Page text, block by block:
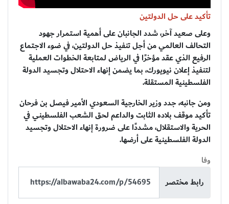
تأكيد على حل الدولتين
وعلى صعيد آخر، شدد الجانبان على أهمية استمرار جهود
التحالف العالمي من أجل تنفيذ حل الدولتين، في ضوء الاجتماع
الرفيع الذي عقد مؤخرًا في الرياض لمتابعة الخطوات العملية
لتنفيذ إعلان نيويورك، بما يضمن إنهاء الاحتلال وتجسيد الدولة
الفلسطينية المستقلة.
ومن جانبه، جدد وزير الخارجية السعودي الأمير فيصل بن فرحان
تأكيد موقف بلاده الثابت والداعم لحق الشعب الفلسطيني في
الحرية والاستقلال، مشددًا على ضرورة إنهاء الاحتلال وتجسيد
الدولة الفلسطينية على أرضها.
وفا
رابط مختصر